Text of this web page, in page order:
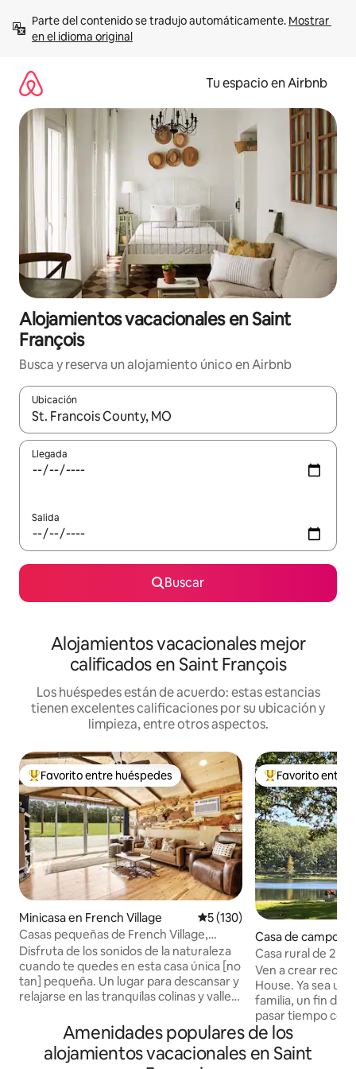
contenido
Parte del contenido se tradujo automáticamente. Mostrar
en el idioma original
Tu espacio en Airbnb
Alojamientos vacacionales en Saint
François
Busca y reserva un alojamiento único en Airbnb
Ubicación
Cuando los resultados estén disponibles, podrás navegar
Llegada
Salida
Buscar
Alojamientos vacacionales mejor
calificados en Saint François
Los huéspedes están de acuerdo: estas estancias
tienen excelentes calificaciones por su ubicación y
limpieza, entre otros aspectos.
De los mejores en Favorito entre huéspedes
Favorito entre huéspedes
Minicasa en French Village Calificación promedio: 5 de
5 (130)
Casas pequeñas de French Village,
Frisco
Disfruta de los sonidos de la naturaleza
cuando te quedes en esta casa única [no
tan] pequeña. Un lugar para descansar y
relajarse en las tranquilas colinas y valles
explora la propiedad, visita la bodega
Terrace, juega al billar en Dori's Bar &
Grill, adéntrate en las minas
De los mejores
Favorito entre
Casa de campo
Casa rural de 2
preciosa vista al
Ven a crear
House. Ya sea
familia, un fin de
pasar tiempo con
disfrutarás de
dormitorios y 1
6 personas, una
Amenidades populares de los
alojamientos vacacionales en Saint